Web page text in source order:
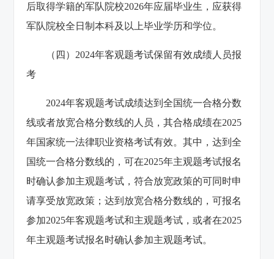
后取得学籍的军队院校2026年应届毕业生，应获得
军队院校全日制本科及以上毕业学历和学位。
（四）2024年客观题考试保留有效成绩人员报
考
2024年客观题考试成绩达到全国统一合格分数
线或者放宽合格分数线的人员，其合格成绩在2025
年国家统一法律职业资格考试有效。其中，达到全
国统一合格分数线的，可在2025年主观题考试报名
时确认参加主观题考试，符合放宽政策的可同时申
请享受放宽政策；达到放宽合格分数线的，可报名
参加2025年客观题考试和主观题考试，或者在2025
年主观题考试报名时确认参加主观题考试。